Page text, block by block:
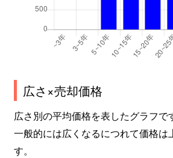
広さ×売却価格
広さ別の平均価格を表したグラフで
一般的には広くなるにつれて価格は
す。